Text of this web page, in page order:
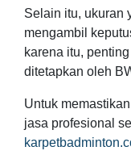
Selain itu, ukuran
mengambil
karena itu,
ditetapkan oleh
Untuk
jasa profesional